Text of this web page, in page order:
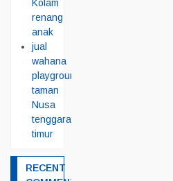
Kolam
renang
anak
jual
wahana
playground
taman
Nusa
tenggara
timur
RECENT